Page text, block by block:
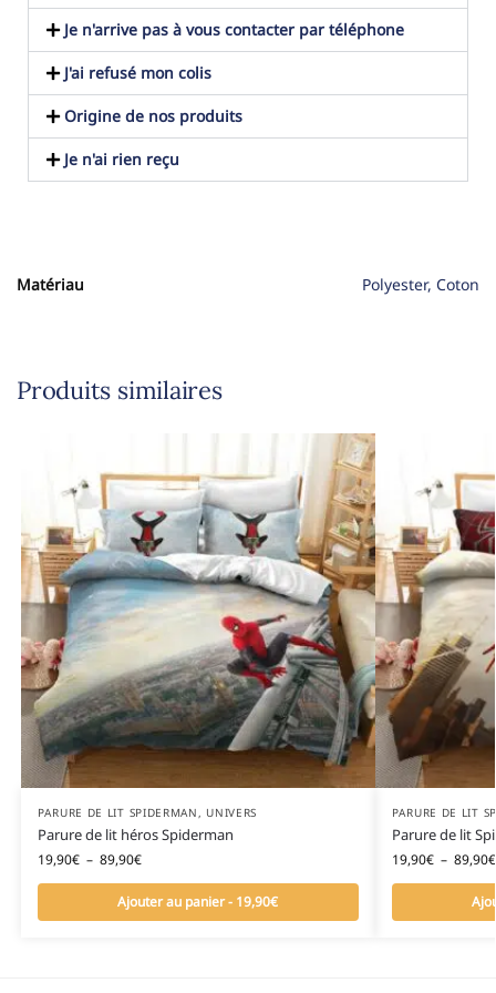
Je n'arrive pas à vous contacter par téléphone
J'ai refusé mon colis
Origine de nos produits
Je n'ai rien reçu
Matériau Polyester, Coton
Produits similaires
PARURE DE LIT SPIDERMAN, UNIVERS
Parure de lit héros Spiderman
19,90€ – 89,90€
Ajouter au panier - 19,90€
PARURE DE LIT
Parure de lit
19,90€ – 89,90€